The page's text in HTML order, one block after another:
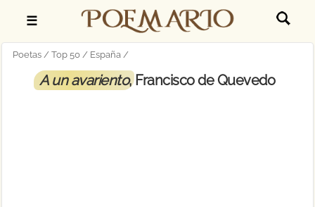
☰
Poetas Top 50 España
A un avariento, Francisco de Quevedo